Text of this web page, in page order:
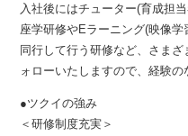
入社後にはチューター(育成担
座学研修やEラーニング(映像
同行して行う研修など、さま
ォローいたしますので、経験の
●ツクイの強み
＜研修制度充実＞